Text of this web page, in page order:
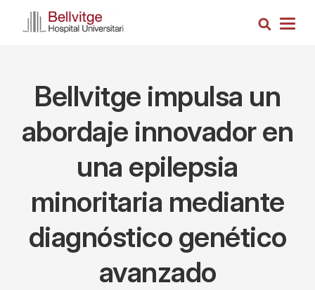
Busca
Bellvitge impulsa un
abordaje innovador en
una epilepsia
minoritaria mediante
diagnóstico genético
avanzado